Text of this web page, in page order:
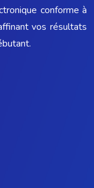
conforme à
vos résultats